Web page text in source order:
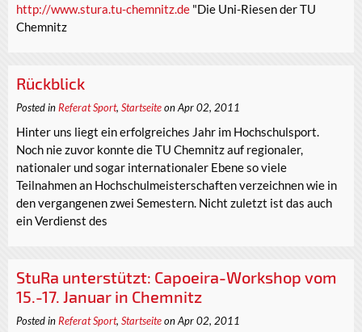
http://www.stura.tu-chemnitz.de "Die Uni-Riesen der TU
Chemnitz
Rückblick
Posted in Referat Sport, Startseiteon Apr 02, 2011
Hinter uns liegt ein erfolgreiches Jahr im Hochschulsport.
Noch nie zuvor konnte die TU Chemnitz auf regionaler,
nationaler und sogar internationaler Ebene so viele
Teilnahmen an Hochschulmeisterschaften verzeichnen wie in
den vergangenen zwei Semestern. Nicht zuletzt ist das auch
ein Verdienst des
StuRa unterstützt: Capoeira-Workshop vom
15.-17. Januar in Chemnitz
Posted in Referat Sport, Startseiteon Apr 02, 2011